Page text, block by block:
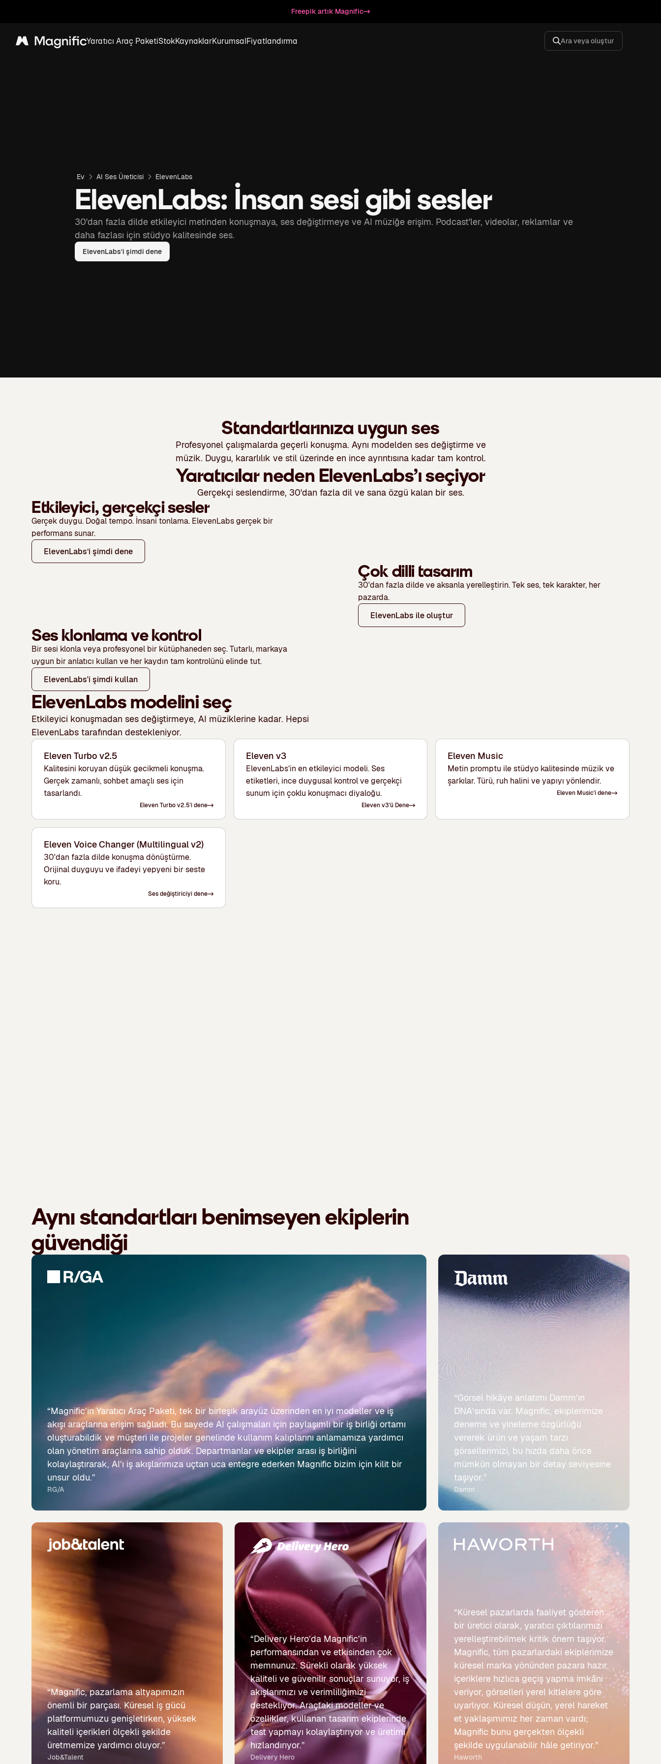
Freepik artık Magnific
Magnific Yaratıcı Araç PaketiStokKaynaklarKurumsalFiyatlandırma Ara veya oluştur
Ev AI Ses Üreticisi ElevenLabs
ElevenLabs: İnsan sesi gibi sesler
30'dan fazla dilde etkileyici metinden konuşmaya, ses değiştirmeye ve AI müziğe erişim. Podcast'ler, videolar, reklamlar ve
daha fazlası için stüdyo kalitesinde ses.
ElevenLabs’i şimdi dene
Standartlarınıza uygun ses
Profesyonel çalışmalarda geçerli konuşma. Aynı modelden ses değiştirme ve
müzik. Duygu, kararlılık ve stil üzerinde en ince ayrıntısına kadar tam kontrol.
Yaratıcılar neden ElevenLabs’ı seçiyor
Gerçekçi seslendirme, 30'dan fazla dil ve sana özgü kalan bir ses.
Etkileyici, gerçekçi sesler
Gerçek duygu. Doğal tempo. İnsani tonlama. ElevenLabs gerçek bir
performans sunar.
ElevenLabs’i şimdi dene
Çok dilli tasarım
30'dan fazla dilde ve aksanla yerelleştirin. Tek ses, tek karakter, her
pazarda.
ElevenLabs ile oluştur
Ses klonlama ve kontrol
Bir sesi klonla veya profesyonel bir kütüphaneden seç. Tutarlı, markaya
uygun bir anlatıcı kullan ve her kaydın tam kontrolünü elinde tut.
ElevenLabs'i şimdi kullan
ElevenLabs modelini seç
Etkileyici konuşmadan ses değiştirmeye, AI müziklerine kadar. Hepsi
ElevenLabs tarafından destekleniyor.
Eleven Turbo v2.5
Kalitesini koruyan düşük gecikmeli konuşma.
Gerçek zamanlı, sohbet amaçlı ses için
tasarlandı.
Eleven Turbo v2.5'i dene
Eleven v3
ElevenLabs’in en etkileyici modeli. Ses
etiketleri, ince duygusal kontrol ve gerçekçi
sunum için çoklu konuşmacı diyaloğu.
Eleven v3'ü Dene
Eleven Music
Metin promptu ile stüdyo kalitesinde müzik ve
şarkılar. Türü, ruh halini ve yapıyı yönlendir.
Eleven Music'i dene
Eleven Voice Changer (Multilingual v2)
30'dan fazla dilde konuşma dönüştürme.
Orijinal duyguyu ve ifadeyi yepyeni bir seste
koru.
Ses değiştiriciyi dene
Aynı standartları benimseyen ekiplerin
güvendiği
“Magnific’in Yaratıcı Araç Paketi, tek bir birleşik arayüz üzerinden en iyi modeller ve iş
akışı araçlarına erişim sağladı. Bu sayede AI çalışmaları için paylaşımlı bir iş birliği ortamı
oluşturabildik ve müşteri ile projeler genelinde kullanım kalıplarını anlamamıza yardımcı
olan yönetim araçlarına sahip olduk. Departmanlar ve ekipler arası iş birliğini
kolaylaştırarak, AI’ı iş akışlarımıza uçtan uca entegre ederken Magnific bizim için kilit bir
unsur oldu.”
RG/A
“Görsel hikâye anlatımı Damm’ın
DNA’sında var. Magnific, ekiplerimize
deneme ve yineleme özgürlüğü
vererek ürün ve yaşam tarzı
görsellerimizi, bu hızda daha önce
mümkün olmayan bir detay seviyesine
taşıyor.”
Damm
“Magnific, pazarlama altyapımızın
önemli bir parçası. Küresel iş gücü
platformumuzu genişletirken, yüksek
kaliteli içerikleri ölçekli şekilde
üretmemize yardımcı oluyor.”
Job&Talent
“Delivery Hero’da Magnific’in
performansından ve etkisinden çok
memnunuz. Sürekli olarak yüksek
kaliteli ve güvenilir sonuçlar sunuyor, iş
akışlarımızı ve verimliliğimizi
destekliyor. Araçtaki modeller ve
özellikler, kullanan tasarım ekiplerinde
test yapmayı kolaylaştırıyor ve üretimi
hızlandırıyor.”
Delivery Hero
“Küresel pazarlarda faaliyet gösteren
bir üretici olarak, yaratıcı çıktılarımızı
yerelleştirebilmek kritik önem taşıyor.
Magnific, tüm pazarlardaki ekiplerimize
küresel marka yönünden pazara hazır
içeriklere hızlıca geçiş yapma imkânı
veriyor, görselleri yerel kitlelere göre
uyarlıyor. Küresel düşün, yerel hareket
et yaklaşımımız her zaman vardı;
Magnific bunu gerçekten ölçekli
şekilde uygulanabilir hâle getiriyor.”
Haworth